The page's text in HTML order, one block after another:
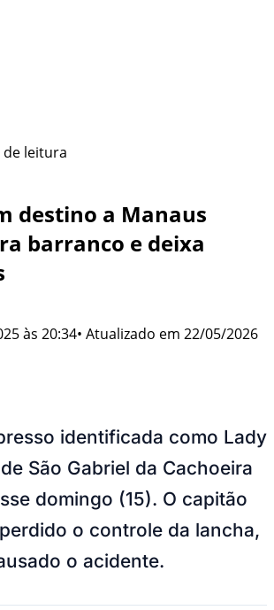
de leitura
destino a Manaus
barranco e deixa
às 20:34• Atualizado em 22/05/2026
identificada como Lady
São Gabriel da Cachoeira
domingo (15). O capitão
o controle da lancha,
o acidente.